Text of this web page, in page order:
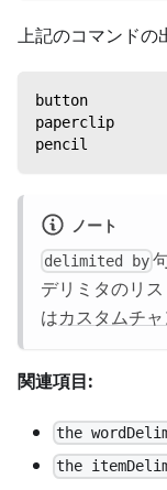
上記のコマンドの
button
paperclip
pencil
ノート
delimited by
デリミタのリ
はカスタムチャ
関連項目:
the
the